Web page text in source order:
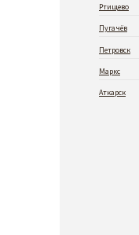
Ртищево
Пугачёв
Петровск
Маркс
Аткарск